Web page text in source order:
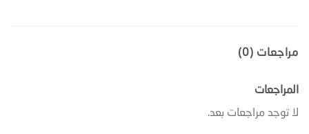
مراجعات (0)
المراجعات
لا توجد مراجعات بعد.